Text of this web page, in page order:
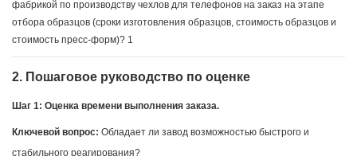
2. Пошаговое руководство по оценке
Шаг 1: Оценка времени выполнения заказа.
Ключевой вопрос: Обладает ли завод возможностью быстрого и
стабильного реагирования?